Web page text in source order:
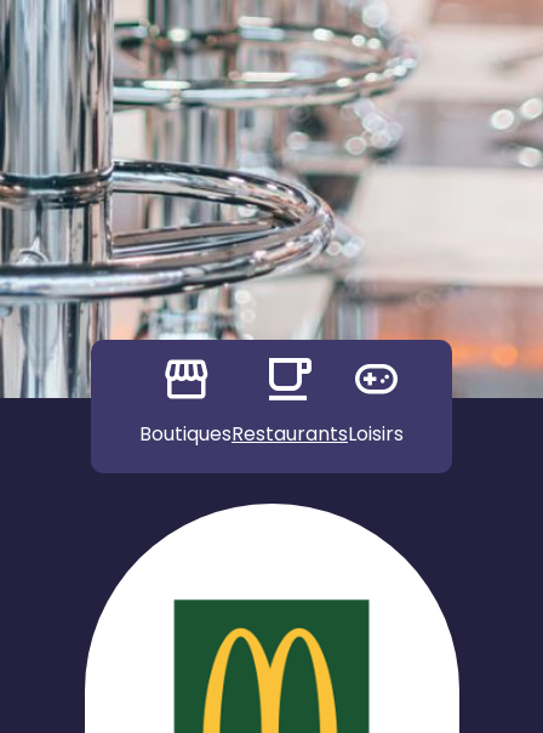
BoutiquesRestaurantsLoisirs